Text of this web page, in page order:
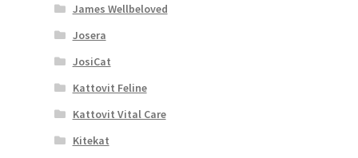
James Wellbeloved
Josera
JosiCat
Kattovit Feline
Kattovit Vital Care
Kitekat